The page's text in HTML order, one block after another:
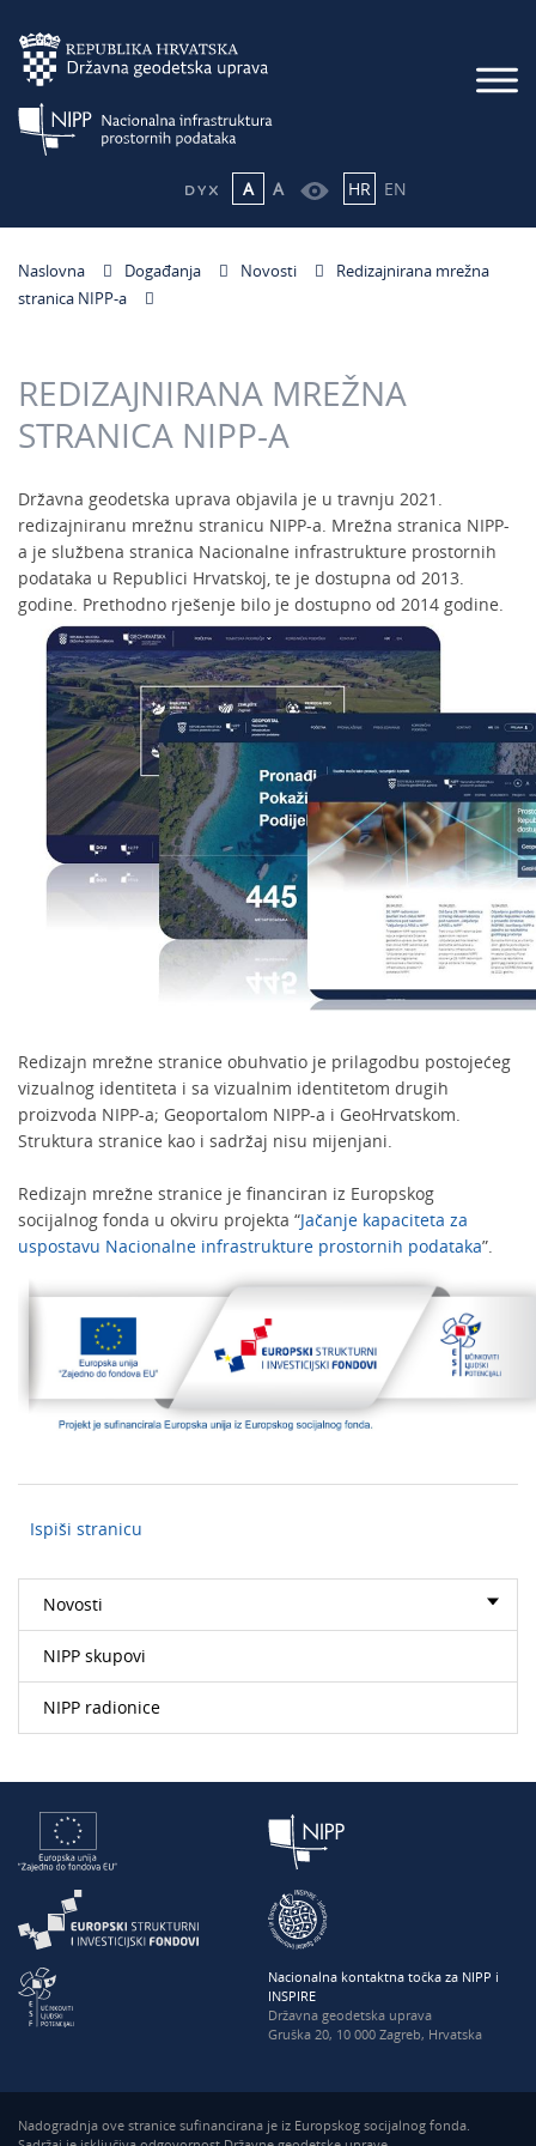
A A HR EN
Naslovna Događanja Novosti
Redizajnirana mrežna
stranica NIPP-a
REDIZAJNIRANA MREŽNA
STRANICA NIPP-A
Državna geodetska uprava objavila je u travnju 2021.
redizajniranu mrežnu stranicu NIPP-a. Mrežna stranica NIPP-
a je službena stranica Nacionalne infrastrukture prostornih
podataka u Republici Hrvatskoj, te je dostupna od 2013.
godine. Prethodno rješenje bilo je dostupno od 2014 godine.
Redizajn mrežne stranice obuhvatio je prilagodbu postojećeg
vizualnog identiteta i sa vizualnim identitetom drugih
proizvoda NIPP-a; Geoportalom NIPP-a i GeoHrvatskom.
Struktura stranice kao i sadržaj nisu mijenjani.
Redizajn mrežne stranice je financiran iz Europskog
socijalnog fonda u okviru projekta “Jačanje kapaciteta za
uspostavu Nacionalne infrastrukture prostornih podataka”.
Ispiši stranicu
Novosti
NIPP skupovi
NIPP radionice
Nacionalna kontaktna točka za NIPP i
INSPIRE
Državna geodetska uprava
Gruška 20, 10 000 Zagreb, Hrvatska
Nadogradnja ove stranice sufinancirana je iz Europskog socijalnog fonda.